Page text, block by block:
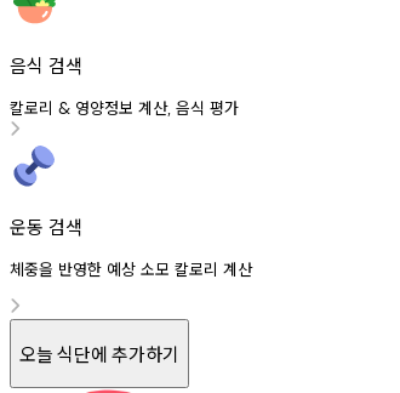
음식 검색
칼로리 & 영양정보 계산, 음식 평가
운동 검색
체중을 반영한 예상 소모 칼로리 계산
오늘 식단에 추가하기